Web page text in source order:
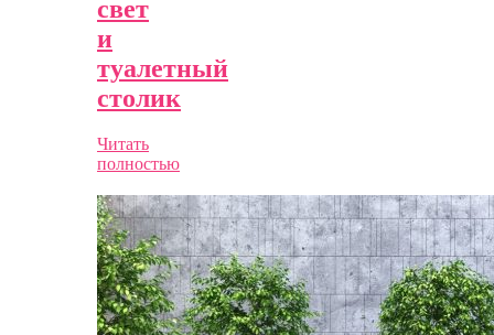
свет
и
туалетный
столик
Читать
полностью